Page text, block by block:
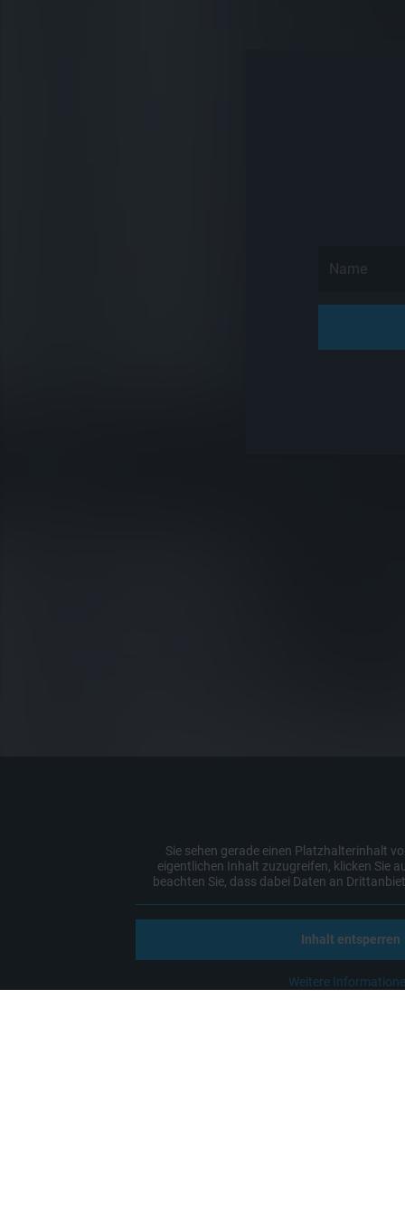
Sie sehen gerade einen Platzhalterinhalt
eigentlichen Inhalt zuzugreifen, klicken Sie
beachten Sie, dass dabei Daten an
Inhalt entsperren
Weitere